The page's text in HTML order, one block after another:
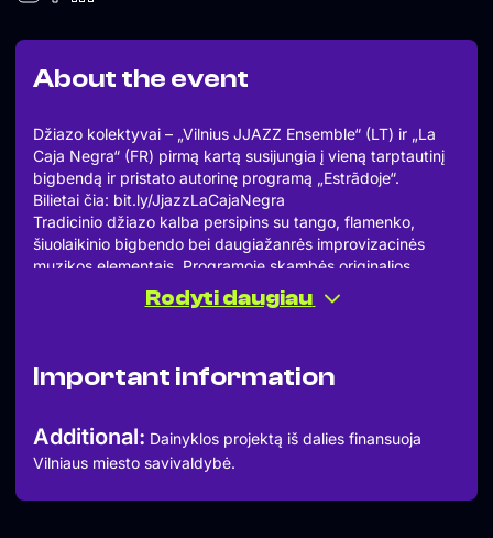
About the event
Džiazo kolektyvai – „Vilnius JJAZZ Ensemble“ (LT) ir „La
Caja Negra“ (FR) pirmą kartą susijungia į vieną tarptautinį
bigbendą ir pristato autorinę programą „Estrãdoje“.
Bilietai čia: bit.ly/JjazzLaCajaNegra
Tradicinio džiazo kalba persipins su tango, flamenko,
šiuolaikinio bigbendo bei daugiažanrės improvizacinės
muzikos elementais. Programoje skambės originalios
kompozicijos ir aranžuotės, sukurtos specialiai šiam
bendradarbiavimui.
Tik pažiūrėk į gausų muzikantų sąrašą:
Simonas Šipavičius – baritone sax (LT)
Denis Leloup – trombone (FR)
Rodyti daugiau
Important information
Additional: Dainyklos projektą iš dalies finansuoja
Vilniaus miesto savivaldybė.